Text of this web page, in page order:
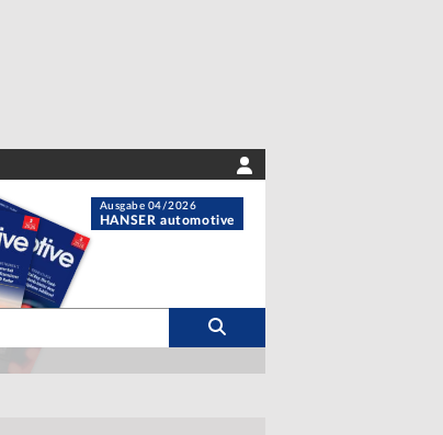
Ausgabe 04/2026
HANSER automotive